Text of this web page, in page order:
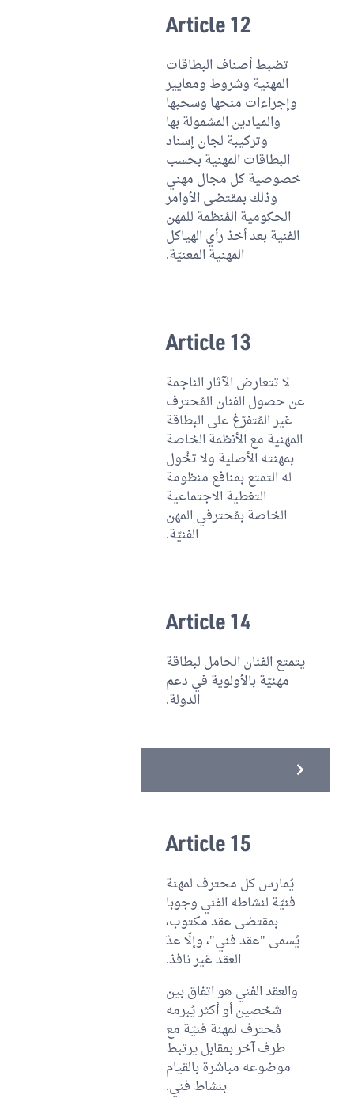
Article 12
تضبط أصناف البطاقات
المهنية وشروط ومعايير
وإجراءات منحها وسحبها
والميادين المشمولة بها
وتركيبة لجان إسناد
البطاقات المهنية بحسب
خصوصية كل مجال مهني
وذلك بمقتضى الأوامر
الحكومية المُنظمة للمهن
الفنية بعد أخذ رأي الهياكل
المهنية المعنيّة.
Article 13
لا تتعارض الآثار الناجمة
عن حصول الفنان المُحترف
غير المُتفرّغ على البطاقة
المهنية مع الأنظمة الخاصة
بمهنته الأصلية ولا تخُول
له التمتع بمنافع منظومة
التغطية الاجتماعية
الخاصة بمُحترفي المهن
الفنيّة.
Article 14
يتمتع الفنان الحامل لبطاقة
مهنيّة بالأولوية في دعم
الدولة.
Article 15
يُمارس كل محترف لمهنة
فنيّة لنشاطه الفني وجوبا
بمقتضى عقد مكتوب،
يُسمى "عقد فني"، وإلّا عدّ
العقد غير نافذ.
والعقد الفني هو اتفاق بين
شخصين أو أكثر يُبرمه
مُحترف لمهنة فنيّة مع
طرف آخر بمقابل يرتبط
موضوعه مباشرة بالقيام
بنشاط فني.